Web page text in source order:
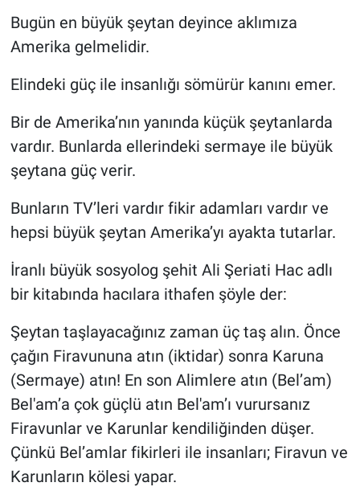
Bugün en büyük şeytan deyince aklımıza
Amerika gelmelidir.
Elindeki güç ile insanlığı sömürür kanını emer.
Bir de Amerika’nın yanında küçük şeytanlarda
vardır. Bunlarda ellerindeki sermaye ile büyük
şeytana güç verir.
Bunların TV’leri vardır fikir adamları vardır ve
hepsi büyük şeytan Amerika’yı ayakta tutarlar.
İranlı büyük sosyolog şehit Ali Şeriati Hac adlı
bir kitabında hacılara ithafen şöyle der:
Şeytan taşlayacağınız zaman üç taş alın. Önce
çağın Firavununa atın (iktidar) sonra Karuna
(Sermaye) atın! En son Alimlere atın (Bel’am)
Bel'am’a çok güçlü atın Bel'am’ı vurursanız
Firavunlar ve Karunlar kendiliğinden düşer.
Çünkü Bel’amlar fikirleri ile insanları; Firavun ve
Karunların kölesi yapar.